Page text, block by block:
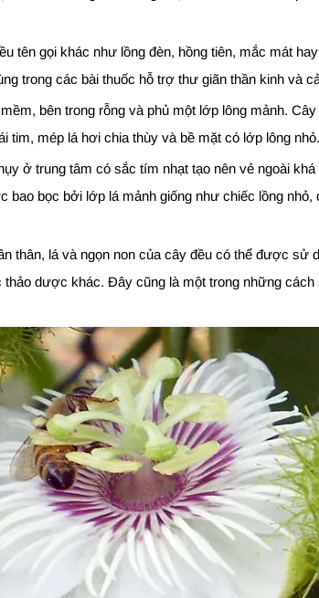
tên gọi khác như lồng đèn, hồng tiên, mắc mát
trong các bài thuốc hỗ trợ thư giãn thần kinh và
bên trong rỗng và phủ một lớp lông mảnh.
tim, mép lá hơi chia thùy và bề mặt có lớp lông nhỏ.
ở trung tâm có sắc tím nhạt tạo nên vẻ ngoài
bọc bởi lớp lá mảnh giống như chiếc lồng
thân, lá và ngọn non của cây đều có thể được
dược khác. Đây cũng là một trong những